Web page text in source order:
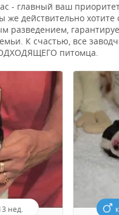
- главный ваш
действительно хотите
К счастью, все
питомца.
нед.